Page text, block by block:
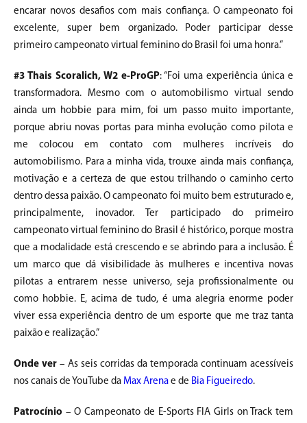
encarar novos desafios com mais confiança. O campeonato foi
excelente, super bem organizado. Poder participar desse
primeiro campeonato virtual feminino do Brasil foi uma honra.”
#3 Thais Scoralich, W2 e-ProGP: “Foi uma experiência única e
transformadora. Mesmo com o automobilismo virtual sendo
ainda um hobbie para mim, foi um passo muito importante,
porque abriu novas portas para minha evolução como pilota e
me colocou em contato com mulheres incríveis do
automobilismo. Para a minha vida, trouxe ainda mais confiança,
motivação e a certeza de que estou trilhando o caminho certo
dentro dessa paixão. O campeonato foi muito bem estruturado e,
principalmente, inovador. Ter participado do primeiro
campeonato virtual feminino do Brasil é histórico, porque mostra
que a modalidade está crescendo e se abrindo para a inclusão. É
um marco que dá visibilidade às mulheres e incentiva novas
pilotas a entrarem nesse universo, seja profissionalmente ou
como hobbie. E, acima de tudo, é uma alegria enorme poder
viver essa experiência dentro de um esporte que me traz tanta
paixão e realização.”
Onde ver – As seis corridas da temporada continuam acessíveis
nos canais de YouTube da Max Arena e de Bia Figueiredo.
Patrocínio – O Campeonato de E-Sports FIA Girls on Track tem